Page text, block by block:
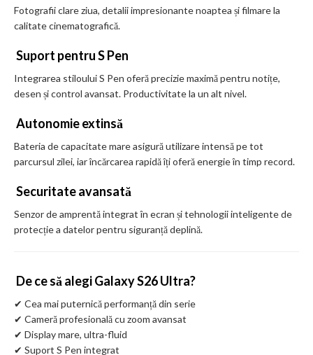
Fotografii clare ziua, detalii impresionante noaptea și filmare la
calitate cinematografică.
Suport pentru S Pen
Integrarea stiloului S Pen oferă precizie maximă pentru notițe,
desen și control avansat. Productivitate la un alt nivel.
Autonomie extinsă
Bateria de capacitate mare asigură utilizare intensă pe tot
parcursul zilei, iar încărcarea rapidă îți oferă energie în timp record.
Securitate avansată
Senzor de amprentă integrat în ecran și tehnologii inteligente de
protecție a datelor pentru siguranță deplină.
De ce să alegi Galaxy S26 Ultra?
✔ Cea mai puternică performanță din serie
✔ Cameră profesională cu zoom avansat
✔ Display mare, ultra-fluid
✔ Suport S Pen integrat